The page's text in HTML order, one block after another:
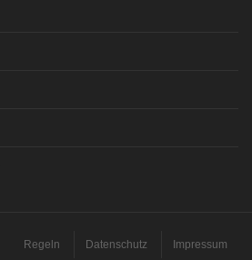
Regeln Datenschutz Impressum